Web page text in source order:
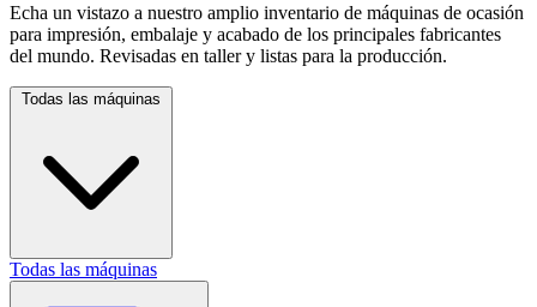
Echa un vistazo a nuestro amplio inventario de máquinas de ocasión
para impresión, embalaje y acabado de los principales fabricantes
del mundo. Revisadas en taller y listas para la producción.
Todas las máquinas
Todas las máquinas